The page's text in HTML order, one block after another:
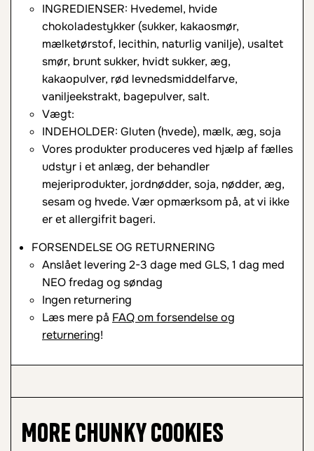
INGREDIENSER: Hvedemel, hvide
chokoladestykker (sukker, kakaosmør,
mælketørstof, lecithin, naturlig vanilje), usaltet
smør, brunt sukker, hvidt sukker, æg,
kakaopulver, rød levnedsmiddelfarve,
vaniljeekstrakt, bagepulver, salt.
Vægt:
INDEHOLDER: Gluten (hvede), mælk, æg, soja
Vores produkter produceres ved hjælp af fælles
udstyr i et anlæg, der behandler
mejeriprodukter, jordnødder, soja, nødder, æg,
sesam og hvede. Vær opmærksom på, at vi ikke
er et allergifrit bageri.
FORSENDELSE OG RETURNERING
Anslået levering 2-3 dage med GLS, 1 dag med
NEO fredag og søndag
Ingen returnering
Læs mere på FAQ om forsendelse og
returnering!
MoreChunky Cookies